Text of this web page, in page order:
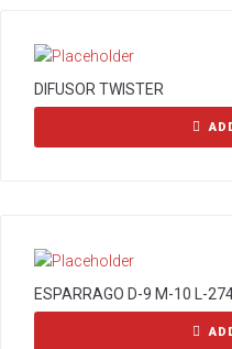
DIFUSOR TWISTER
ESPARRAGO D-9 M-10 L-